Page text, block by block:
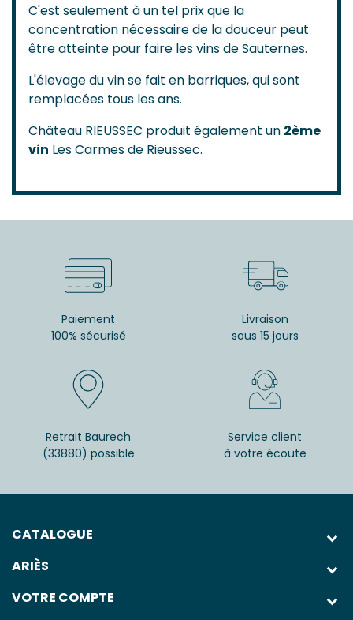
C'est seulement à un tel prix que la
concentration nécessaire de la douceur peut
être atteinte pour faire les vins de Sauternes.
L'élevage du vin se fait en barriques, qui sont
remplacées tous les ans.
Château RIEUSSEC produit également un 2ème
vin Les Carmes de Rieussec.
Paiement
100% sécurisé
Livraison
sous 15 jours
Retrait Baurech
(33880) possible
Service client
à votre écoute
CATALOGUE
ARIÈS
VOTRE COMPTE